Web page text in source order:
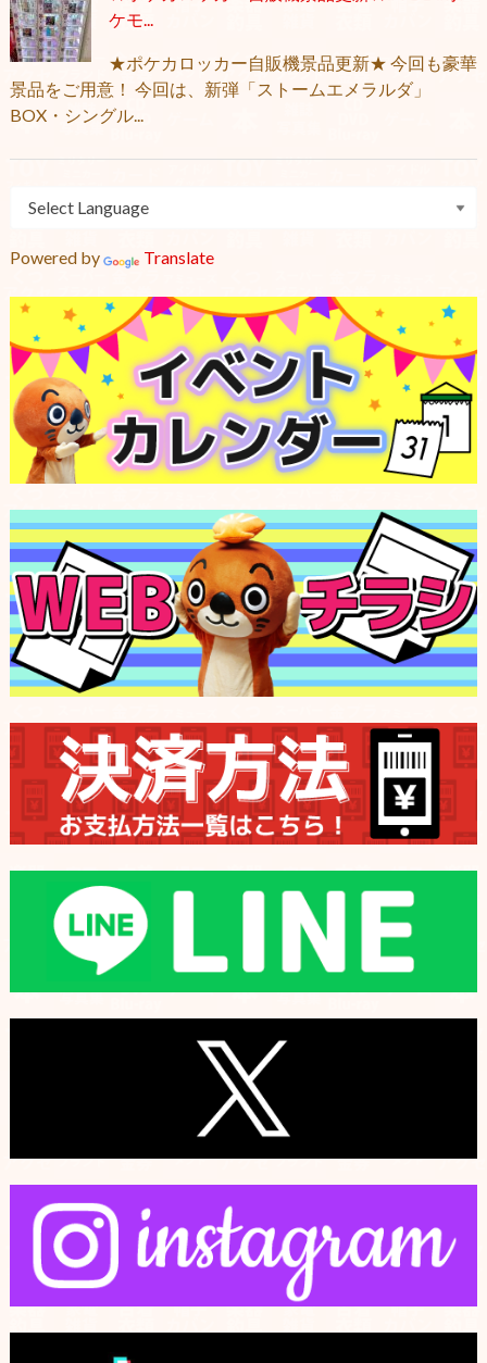
ケモ...
★ポケカロッカー自販機景品更新★ 今回も豪華
景品をご用意！ 今回は、新弾「ストームエメラルダ」
BOX・シングル...
Powered by Translate